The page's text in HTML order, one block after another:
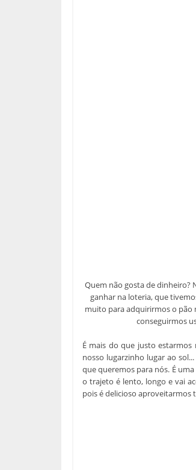
Quem não gosta de dinheiro?
ganhar na loteria, que
muito para adquirirmos o pão
conseguirmos
É mais do que justo
nosso lugarzinho lugar ao
que queremos para nós. É
o trajeto é lento, longo e vai
pois é delicioso